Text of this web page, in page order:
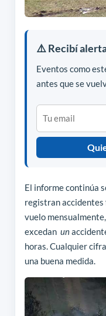
⚠️ Recibí
Eventos como
antes que se
El informe continúa
registran
vuelo
excedan un
horas. Cualquier
una buena medida.